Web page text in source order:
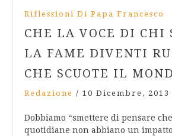
Riflessioni Di Papa Francesco
CHE LA VOCE DI CHI
LA FAME DIVENTI
CHE SCUOTE IL
Redazione / 10 Dicembre, 2013
Dobbiamo “smettere di pensare
quotidiane non abbiano un